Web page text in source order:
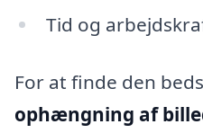
Tid og
For at finde den
ophængning af